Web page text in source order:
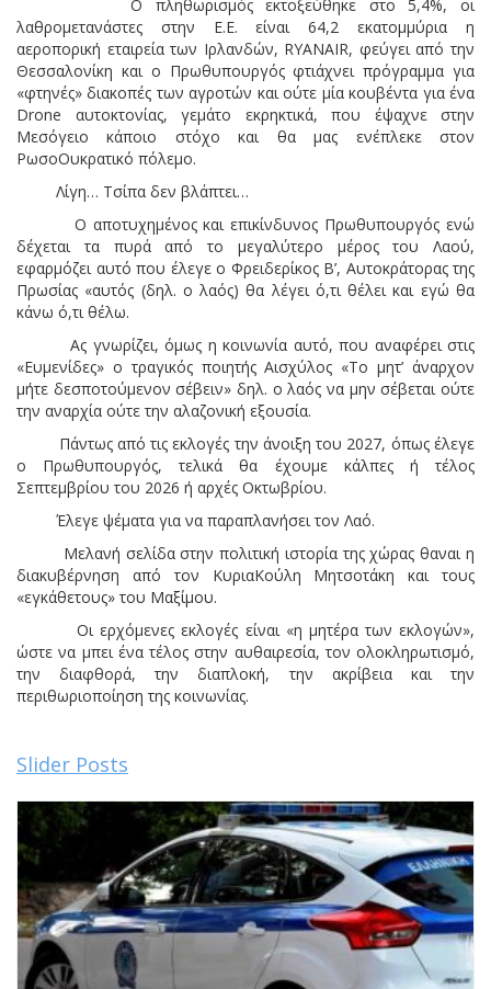
Ο πληθωρισμός εκτοξεύθηκε στο 5,4%, οι
λαθρομετανάστες στην Ε.Ε. είναι 64,2 εκατομμύρια η
αεροπορική εταιρεία των Ιρλανδών, RYANAIR, φεύγει από την
Θεσσαλονίκη και ο Πρωθυπουργός φτιάχνει πρόγραμμα για
«φτηνές» διακοπές των αγροτών και ούτε μία κουβέντα για ένα
Drone αυτοκτονίας, γεμάτο εκρηκτικά, που έψαχνε στην
Μεσόγειο κάποιο στόχο και θα μας ενέπλεκε στον
ΡωσοΟυκρατικό πόλεμο.
Λίγη… Τσίπα δεν βλάπτει…
Ο αποτυχημένος και επικίνδυνος Πρωθυπουργός ενώ
δέχεται τα πυρά από το μεγαλύτερο μέρος του Λαού,
εφαρμόζει αυτό που έλεγε ο Φρειδερίκος Β’, Αυτοκράτορας της
Πρωσίας «αυτός (δηλ. ο λαός) θα λέγει ό,τι θέλει και εγώ θα
κάνω ό,τι θέλω.
Ας γνωρίζει, όμως η κοινωνία αυτό, που αναφέρει στις
«Ευμενίδες» ο τραγικός ποιητής Αισχύλος «Το μητ’ άναρχον
μήτε δεσποτούμενον σέβειν» δηλ. ο λαός να μην σέβεται ούτε
την αναρχία ούτε την αλαζονική εξουσία.
Πάντως από τις εκλογές την άνοιξη του 2027, όπως έλεγε
ο Πρωθυπουργός, τελικά θα έχουμε κάλπες ή τέλος
Σεπτεμβρίου του 2026 ή αρχές Οκτωβρίου.
Έλεγε ψέματα για να παραπλανήσει τον Λαό.
Μελανή σελίδα στην πολιτική ιστορία της χώρας θαναι η
διακυβέρνηση από τον ΚυριαΚούλη Μητσοτάκη και τους
«εγκάθετους» του Μαξίμου.
Οι ερχόμενες εκλογές είναι «η μητέρα των εκλογών»,
ώστε να μπει ένα τέλος στην αυθαιρεσία, τον ολοκληρωτισμό,
την διαφθορά, την διαπλοκή, την ακρίβεια και την
περιθωριοποίηση της κοινωνίας.
Slider Posts